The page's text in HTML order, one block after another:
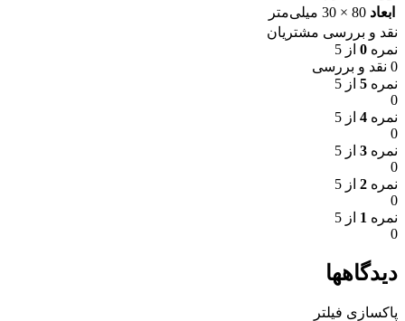
ابعاد 80 × 30 میلی‌متر
نقد و بررسی مشتریان
نمره 0 از 5
0 نقد و بررسی
نمره 5 از 5
0
نمره 4 از 5
0
نمره 3 از 5
0
نمره 2 از 5
0
نمره 1 از 5
0
دیدگاهها
پاکسازی فیلتر